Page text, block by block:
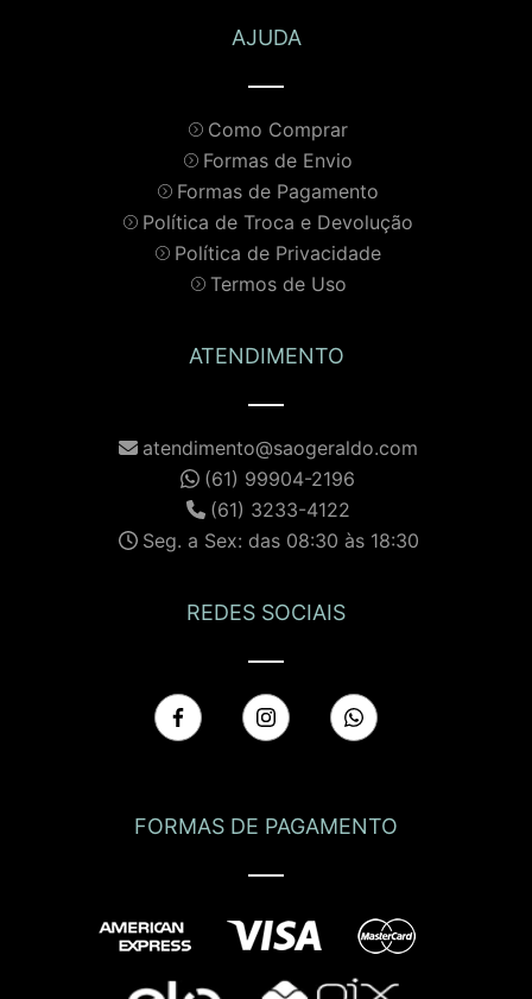
AJUDA
Como Comprar
Formas de Envio
Formas de Pagamento
Política de Troca e Devolução
Política de Privacidade
Termos de Uso
ATENDIMENTO
atendimento@saogeraldo.com
(61) 99904-2196
(61) 3233-4122
Seg. a Sex: das 08:30 às 18:30
REDES SOCIAIS
FORMAS DE PAGAMENTO